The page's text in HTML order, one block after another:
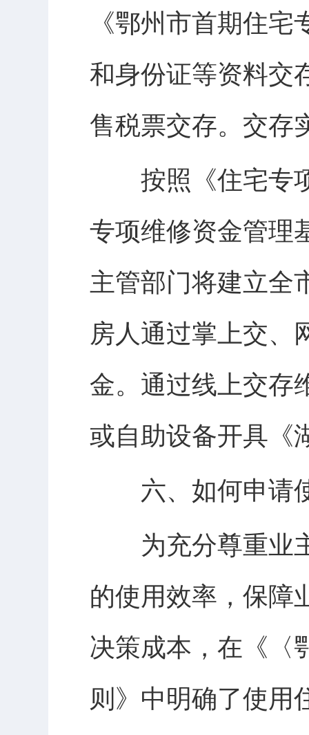
《鄂州市首期住
和身份证等资料交
售税票交存。交存
按照《住宅专项
专项维修资金管理
主管部门将建立全
房人通过掌上交、
金。通过线上交存
或自助设备开具《
六、如何申请使
为充分尊重业主
的使用效率，保障
决策成本，在《〈
则》中明确了使用